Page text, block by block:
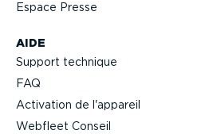
AIDE
Support technique
FAQ
Activation de l'appareil
Webfleet Conseil
Espace Presse